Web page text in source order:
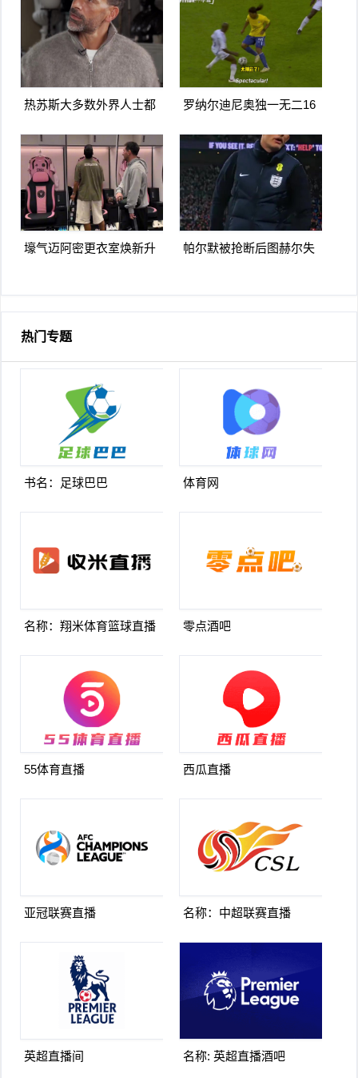
远角破门
热苏斯大多数外界人士都
么
罗纳尔迪尼奥独一无二16
糕时刻
壕气迈阿密更衣室焕新升
帕尔默被抢断后图赫尔失
破门
热门专题
书名：足球巴巴 体育网
名称：翔米体育篮球直播 零点酒吧
55体育直播 西瓜直播
亚冠联赛直播 名称：中超联赛直播
英超直播间 名称: 英超直播酒吧